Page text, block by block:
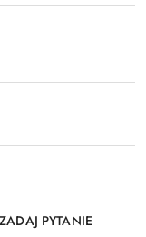
ZADAJ PYTANIE